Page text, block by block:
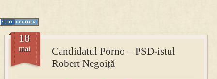
PRESA
Permise pentru vânătoarea de porci în costume, cu gulere albe
Candidatul Porno – PSD-istul
Robert Negoiță
18
mai